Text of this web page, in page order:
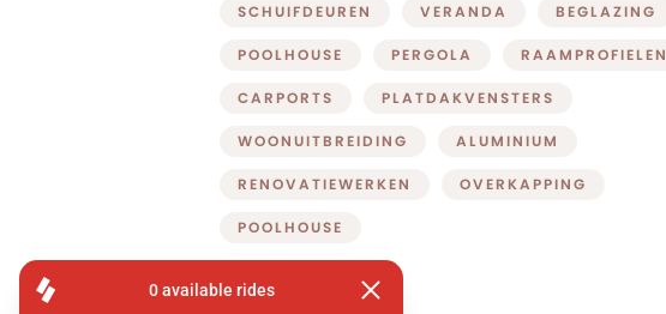
SCHUIFDEUREN VERANDA BEGLAZING
POOLHOUSE PERGOLA RAAMPROFIELEN
CARPORTS PLATDAKVENSTERS
WOONUITBREIDING ALUMINIUM
RENOVATIEWERKEN OVERKAPPING
POOLHOUSE